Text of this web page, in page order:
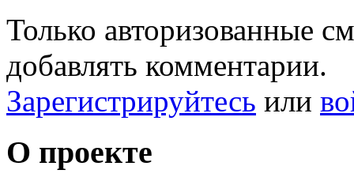
Только авторизованные
добавлять комментарии.
Зарегистрируйтесь или
О проекте